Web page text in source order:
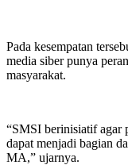
Pada kesempatan
media siber punya
masyarakat.
“SMSI berinisiatif agar
dapat menjadi bagian
MA,” ujarnya.